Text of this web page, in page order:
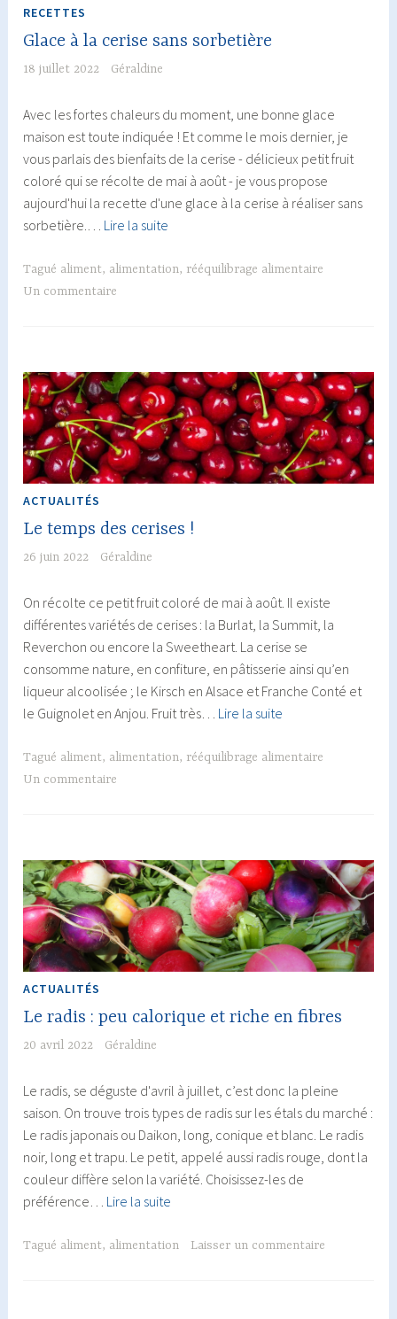
RECETTES
Glace à la cerise sans sorbetière
18 juillet 2022 Géraldine
Avec les fortes chaleurs du moment, une bonne glace
maison est toute indiquée ! Et comme le mois dernier, je
vous parlais des bienfaits de la cerise - délicieux petit fruit
coloré qui se récolte de mai à août - je vous propose
aujourd'hui la recette d'une glace à la cerise à réaliser sans
sorbetière.… Lire la suite
la
Tagué aliment, alimentation, rééquilibrage alimentaire
Un commentaire
ACTUALITÉS
Le temps des cerises !
26 juin 2022 Géraldine
On récolte ce petit fruit coloré de mai à août. Il existe
différentes variétés de cerises : la Burlat, la Summit, la
Reverchon ou encore la Sweetheart. La cerise se
consomme nature, en confiture, en pâtisserie ainsi qu’en
liqueur alcoolisée ; le Kirsch en Alsace et Franche Conté et
le Guignolet en Anjou. Fruit très… Lire la suite
des
Tagué aliment, alimentation, rééquilibrage alimentaire
Un commentaire
ACTUALITÉS
Le radis : peu calorique et riche en fibres
20 avril 2022 Géraldine
Le radis, se déguste d'avril à juillet, c’est donc la pleine
saison. On trouve trois types de radis sur les étals du marché :
Le radis japonais ou Daikon, long, conique et blanc. Le radis
noir, long et trapu. Le petit, appelé aussi radis rouge, dont la
couleur diffère selon la variété. Choisissez-les de
préférence… Lire la suite
:
Tagué aliment, alimentation Laisser un commentaire